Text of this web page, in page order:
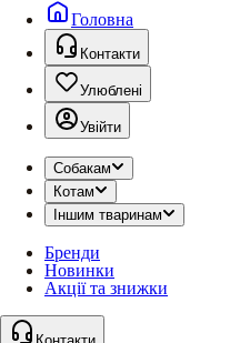
Головна
Контакти
Улюблені
Увійти
Собакам
Котам
Іншим тваринам
Бренди
Новинки
Акції та знижки